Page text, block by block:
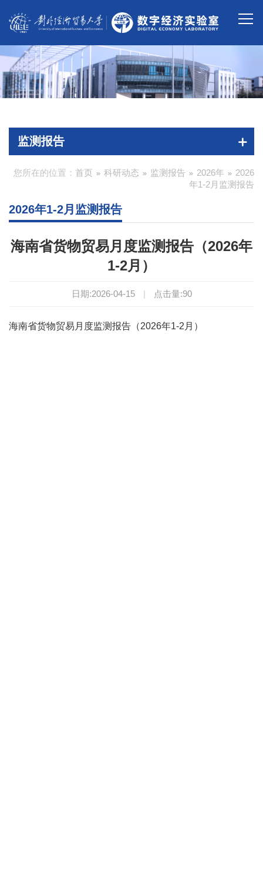
监测报告
您所在的位置： 首页 科研动态 监测报告 2026年
2026
年1-2月监测报告
2026年1-2月监测报告
海南省货物贸易月度监测报告（2026年
1-2月）
日期:2026-04-15 | 点击量:90
海南省货物贸易月度监测报告（2026年1-2月）